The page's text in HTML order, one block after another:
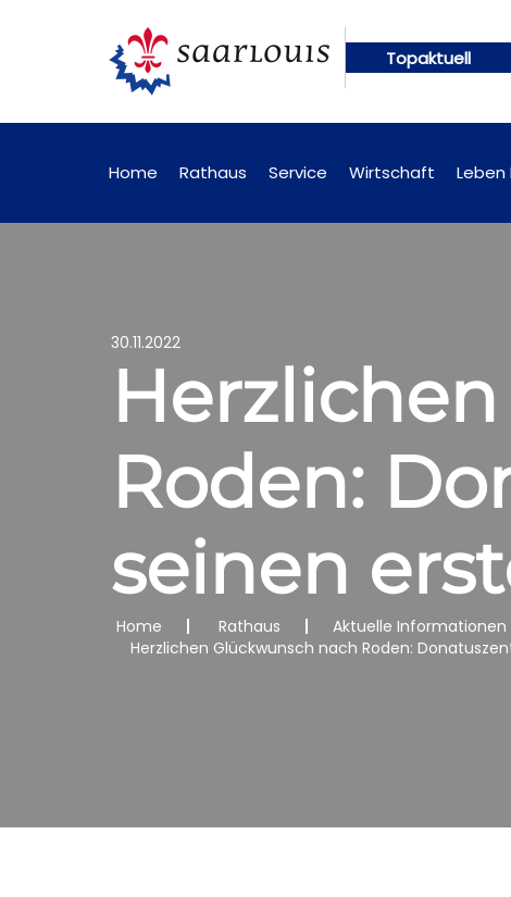
Topaktuell
Öffentliche Bekanntmachungen künftig online
Home Rathaus Service Wirtschaft Leben
30.11.2022
Roden:
seinen
Home Rathaus Aktuelle Informationen
Herzlichen Glückwunsch nach Roden: